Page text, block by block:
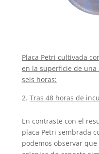
Placa Petri cultivada
en la superficie de
seis horas:
Tras 48 horas de
En contraste con el
placa Petri sembrada
podemos observar